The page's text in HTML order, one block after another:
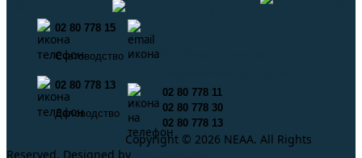
02 80 778 15
Счетоводство
02 80 778 13
Деловодство
02 80 778 11
02 80 778 30
02 80 778 13
Copyright © 2026 NEAA. All Rights
Reserved. Designed by